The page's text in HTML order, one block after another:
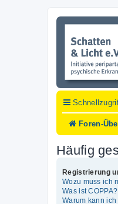
Foren-
Häufig
Registrierung
Wozu muss ich
Was ist COPPA?
Warum kann